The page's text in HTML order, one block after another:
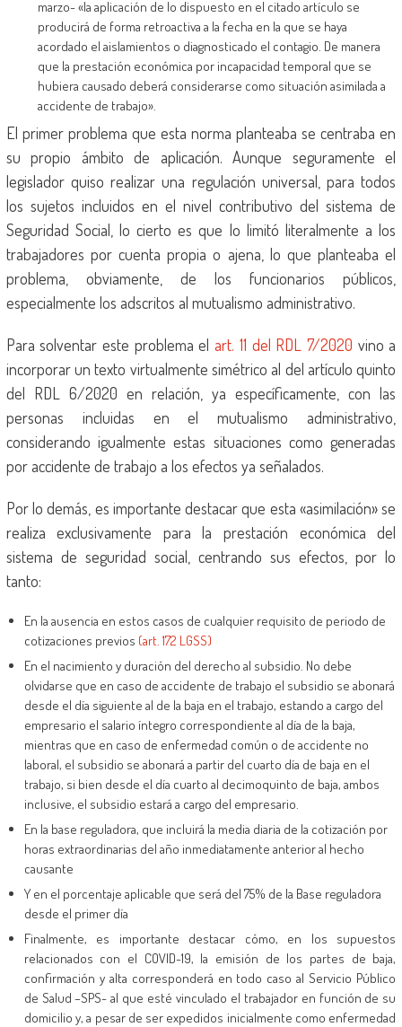
marzo- «la aplicación de lo dispuesto en el citado artículo se
producirá de forma retroactiva a la fecha en la que se haya
acordado el aislamientos o diagnosticado el contagio. De manera
que la prestación económica por incapacidad temporal que se
hubiera causado deberá considerarse como situación asimilada a
accidente de trabajo».
El primer problema que esta norma planteaba se centraba en
su propio ámbito de aplicación. Aunque seguramente el
legislador quiso realizar una regulación universal, para todos
los sujetos incluidos en el nivel contributivo del sistema de
Seguridad Social, lo cierto es que lo limitó literalmente a los
trabajadores por cuenta propia o ajena, lo que planteaba el
problema, obviamente, de los funcionarios públicos,
especialmente los adscritos al mutualismo administrativo.
Para solventar este problema elart. 11 del RDL 7/2020 vino a
incorporar un texto virtualmente simétrico al del artículo quinto
del RDL 6/2020 en relación, ya específicamente, con las
personas incluidas en el mutualismo administrativo,
considerando igualmente estas situaciones como generadas
por accidente de trabajo a los efectos ya señalados.
Por lo demás, es importante destacar que esta «asimilación» se
realiza exclusivamente para la prestación económica del
sistema de seguridad social, centrando sus efectos, por lo
tanto:
En la ausencia en estos casos de cualquier requisito de periodo de
cotizaciones previos (art. 172 LGSS)
En el nacimiento y duración del derecho al subsidio. No debe
olvidarse que en caso de accidente de trabajo el subsidio se abonará
desde el día siguiente al de la baja en el trabajo, estando a cargo del
empresario el salario íntegro correspondiente al día de la baja,
mientras que en caso de enfermedad común o de accidente no
laboral, el subsidio se abonará a partir del cuarto día de baja en el
trabajo, si bien desde el día cuarto al decimoquinto de baja, ambos
inclusive, el subsidio estará a cargo del empresario.
En la base reguladora, que incluirá la media diaria de la cotización por
horas extraordinarias del año inmediatamente anterior al hecho
causante
Y en el porcentaje aplicable que será del 75% de la Base reguladora
desde el primer día
Finalmente, es importante destacar cómo, en los supuestos
relacionados con el COVID-19, la emisión de los partes de baja,
confirmación y alta corresponderá en todo caso al Servicio Público
de Salud –SPS- al que esté vinculado el trabajador en función de su
domicilio y, a pesar de ser expedidos inicialmente como enfermedad